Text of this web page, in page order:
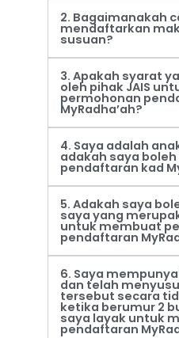
2. Bagaimanakah
mendaftarkan
susuan?
3. Apakah syarat
oleh pihak JAIS
permohonan
MyRadha’ah?
4. Saya adalah
adakah saya
pendaftaran kad
5. Adakah saya
saya yang
untuk membuat
pendaftaran
6. Saya
dan telah
tersebut secara
ketika berumur 2
saya layak untuk
pendaftaran